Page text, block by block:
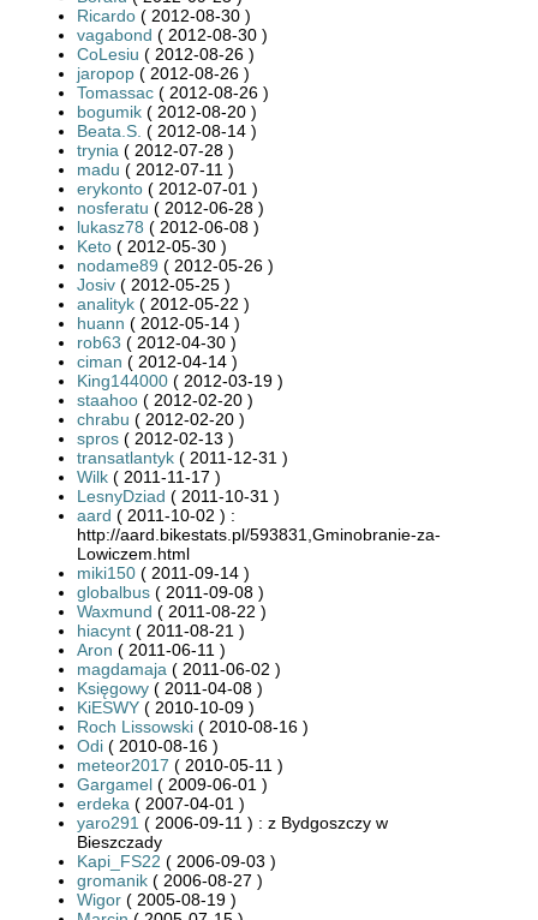
Ricardo ( 2012-08-30 )
vagabond ( 2012-08-30 )
CoLesiu ( 2012-08-26 )
jaropop ( 2012-08-26 )
Tomassac ( 2012-08-26 )
bogumik ( 2012-08-20 )
Beata.S. ( 2012-08-14 )
trynia ( 2012-07-28 )
madu ( 2012-07-11 )
erykonto ( 2012-07-01 )
nosferatu ( 2012-06-28 )
lukasz78 ( 2012-06-08 )
Keto ( 2012-05-30 )
nodame89 ( 2012-05-26 )
Josiv ( 2012-05-25 )
analityk ( 2012-05-22 )
huann ( 2012-05-14 )
rob63 ( 2012-04-30 )
ciman ( 2012-04-14 )
King144000 ( 2012-03-19 )
staahoo ( 2012-02-20 )
chrabu ( 2012-02-20 )
spros ( 2012-02-13 )
transatlantyk ( 2011-12-31 )
Wilk ( 2011-11-17 )
LesnyDziad ( 2011-10-31 )
aard ( 2011-10-02 ) :
http://aard.bikestats.pl/593831,Gminobranie-za-
Lowiczem.html
miki150 ( 2011-09-14 )
globalbus ( 2011-09-08 )
Waxmund ( 2011-08-22 )
hiacynt ( 2011-08-21 )
Aron ( 2011-06-11 )
magdamaja ( 2011-06-02 )
Księgowy ( 2011-04-08 )
KiESWY ( 2010-10-09 )
Roch Lissowski ( 2010-08-16 )
Odi ( 2010-08-16 )
meteor2017 ( 2010-05-11 )
Gargamel ( 2009-06-01 )
erdeka ( 2007-04-01 )
yaro291 ( 2006-09-11 ) : z Bydgoszczy w
Bieszczady
Kapi_FS22 ( 2006-09-03 )
gromanik ( 2006-08-27 )
Wigor ( 2005-08-19 )